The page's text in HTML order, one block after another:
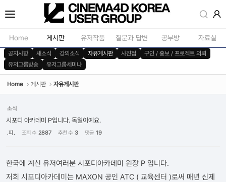
Home 게시판
공지사항
새소식
자유게시판
사진첩
유저그룹방송
유저작품 질문과 답변 공부방 자료실
기타
공지사항 새소식 강의소식 자유게시판 사진첩
구인 / 홍보 / 프로젝트 의뢰
유저그룹방송
유저그룹세미나
Home 게시판 자유게시판
소식
시포디 아카데미 P입니다. 독일이예요.
.피. 조회 수 2887 추천 수 3 댓글 19
한국에 계신 유저여러분 시포디아카데미 원장 P 입니다.
저희 시포디아카데미는 MAXON 공인 ATC ( 교육센터 )로써 매년 신제
Sketchbook5, 스케치북5
Sketchbook5, 스케치북5